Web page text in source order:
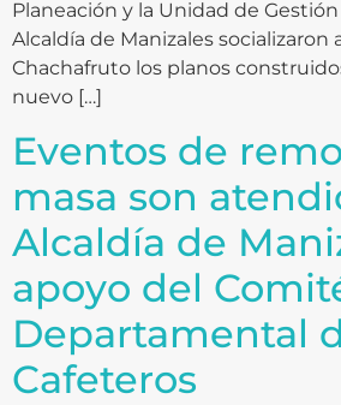
Planeación y la Unidad de
Alcaldía de Manizales socializaron
Chachafruto los planos
nuevo […]
Eventos de
masa son
Alcaldía de
apoyo del
Departamental
Cafeteros